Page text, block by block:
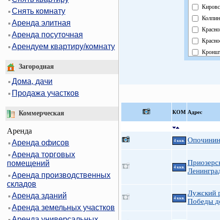
Снять комнату
Аренда элитная
Аренда посуточная
Арендуем квартиру/комнату
Загородная
Дома, дачи
Продажа участков
Коммерческая
Аренда
Аренда офисов
Аренда торговых
помещений
Аренда производственных
складов
Аренда зданий
Аренда земельных участков
КOМ Адрес
4 ккв.
4 ккв.
4 ккв.
Лужский
Победы